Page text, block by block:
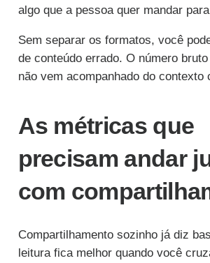
algo que a pessoa quer mandar
Sem separar os formatos, você
de conteúdo errado. O número
não vem acompanhado do contexto
As métricas que
precisam andar
com
Compartilhamento sozinho já diz
leitura fica melhor quando você